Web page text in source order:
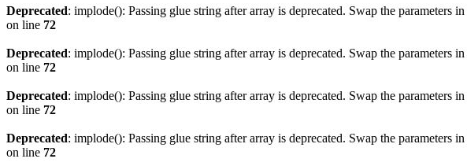
Deprecated: implode(): Passing glue string after array is deprecated. Swap the parameters in
on line 72
Deprecated: implode(): Passing glue string after array is deprecated. Swap the parameters in
on line 72
Deprecated: implode(): Passing glue string after array is deprecated. Swap the parameters in
on line 72
Deprecated: implode(): Passing glue string after array is deprecated. Swap the parameters in
on line 72